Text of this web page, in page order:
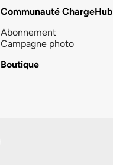
Communauté ChargeHub
Abonnement
Campagne photo
Boutique